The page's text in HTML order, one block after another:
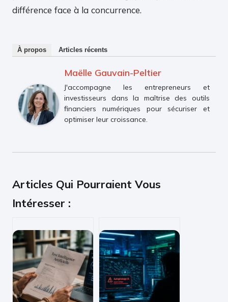
différence face à la concurrence.
À propos Articles récents
Maëlle Gauvain-Peltier
J'accompagne les entrepreneurs et
investisseurs dans la maîtrise des outils
financiers numériques pour sécuriser et
optimiser leur croissance.
Articles Qui Pourraient Vous
Intéresser :